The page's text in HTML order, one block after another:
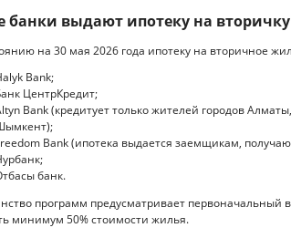
банки выдают ипотеку на вторичку
на 30 мая 2026 года ипотеку на вторичное
Bank;
ЦентрКредит;
Bank (кредитует только жителей городов
Bank (ипотека выдается заемщикам,
банк.
программ предусматривает первоначальный
минимум 50% стоимости жилья.